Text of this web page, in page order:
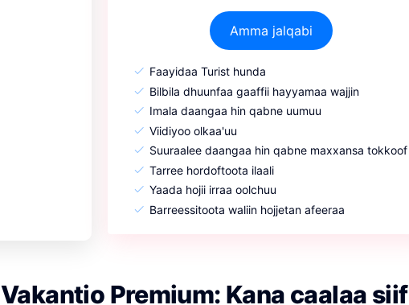
Amma jalqabi
Faayidaa Turist hunda
Bilbila dhuunfaa gaaffii hayyamaa wajjin
Imala daangaa hin qabne uumuu
Viidiyoo olkaa'uu
Suuraalee daangaa hin qabne maxxansa tokkoof
Tarree hordoftoota ilaali
Yaada hojii irraa oolchuu
Barreessitoota waliin hojjetan afeeraa
Vakantio Premium: Kana caalaa siif